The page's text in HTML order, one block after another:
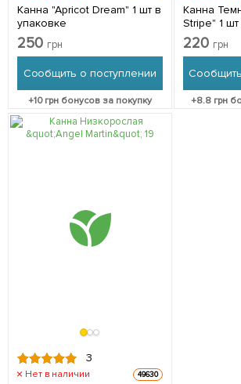
Канна "Apricot Dream" 1 шт в
упаковке
250 грн
Сообщить о поступлении
+10грн бонусов за покупку
Канна
220 грн
+8.8грн
3
Нет в наличии 49630